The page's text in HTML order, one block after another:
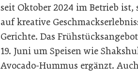
seit Oktober 2024 im Betrieb ist,
auf kreative
Gerichte. Das
19. Juni um Speisen wie
Avocado-Hummus ergänzt.